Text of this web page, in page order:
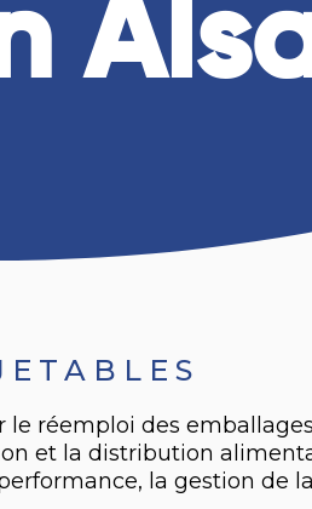
le réemploi des
et la distribution
la gestion de la